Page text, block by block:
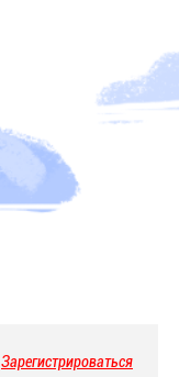
Зарегистрироваться